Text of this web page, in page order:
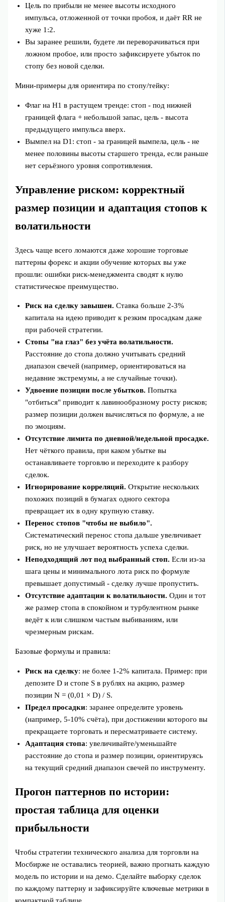
Цель по прибыли не менее высоты исходного
импульса, отложенной от точки пробоя, и даёт RR не
хуже 1:2.
Вы заранее решили, будете ли переворачиваться при
ложном пробое, или просто зафиксируете убыток по
стопу без новой сделки.
Мини‑примеры для ориентира по стопу/тейку:
Флаг на H1 в растущем тренде: стоп - под нижней
границей флага + небольшой запас, цель - высота
предыдущего импульса вверх.
Вымпел на D1: стоп - за границей вымпела, цель - не
менее половины высоты старшего тренда, если раньше
нет серьёзного уровня сопротивления.
Управление риском: корректный
размер позиции и адаптация стопов к
волатильности
Здесь чаще всего ломаются даже хорошие торговые
паттерны форекс и акции обучение которых вы уже
прошли: ошибки риск‑менеджмента сводят к нулю
статистическое преимущество.
Риск на сделку завышен. Ставка больше 2-3%
капитала на идею приводит к резким просадкам даже
при рабочей стратегии.
Стопы "на глаз" без учёта волатильности.
Расстояние до стопа должно учитывать средний
диапазон свечей (например, ориентироваться на
недавние экстремумы, а не случайные точки).
Удвоение позиции после убытков. Попытка
"отбиться" приводит к лавинообразному росту рисков;
размер позиции должен вычисляться по формуле, а не
по эмоциям.
Отсутствие лимита по дневной/недельной просадке.
Нет чёткого правила, при каком убытке вы
останавливаете торговлю и переходите к разбору
сделок.
Игнорирование корреляций. Открытие нескольких
похожих позиций в бумагах одного сектора
превращает их в одну крупную ставку.
Перенос стопов "чтобы не выбило".
Систематический перенос стопа дальше увеличивает
риск, но не улучшает вероятность успеха сделки.
Неподходящий лот под выбранный стоп. Если из‑за
шага цены и минимального лота риск по формуле
превышает допустимый - сделку лучше пропустить.
Отсутствие адаптации к волатильности. Один и тот
же размер стопа в спокойном и турбулентном рынке
ведёт к или слишком частым выбиваниям, или
чрезмерным рискам.
Базовые формулы и правила:
Риск на сделку: не более 1-2% капитала. Пример: при
депозите D и стопе S в рублях на акцию, размер
позиции N = (0,01 × D) / S.
Предел просадки: заранее определите уровень
(например, 5-10% счёта), при достижении которого вы
прекращаете торговать и пересматриваете систему.
Адаптация стопа: увеличивайте/уменьшайте
расстояние до стопа и размер позиции, ориентируясь
на текущий средний диапазон свечей по инструменту.
Прогон паттернов по истории:
простая таблица для оценки
прибыльности
Чтобы стратегии технического анализа для торговли на
Мосбирже не оставались теорией, важно прогнать каждую
модель по истории и на демо. Сделайте выборку сделок
по каждому паттерну и зафиксируйте ключевые метрики в